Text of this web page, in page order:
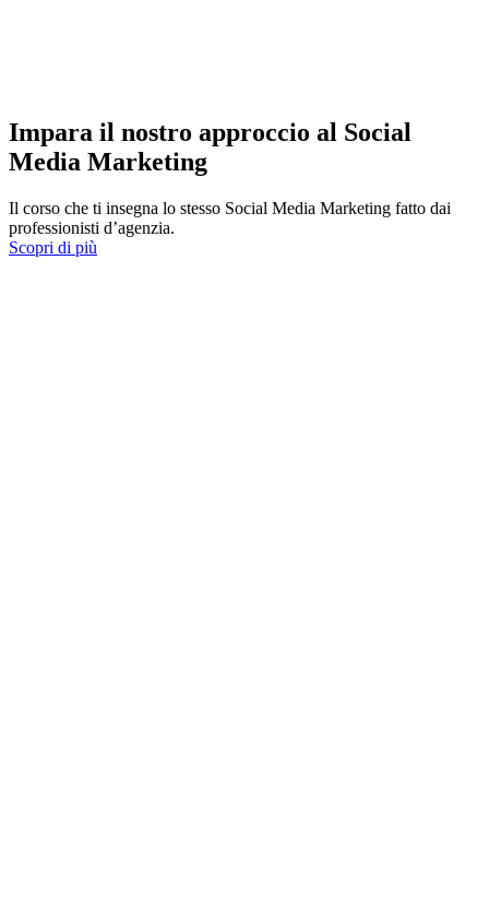
Impara il nostro approccio al Social
Media Marketing
Il corso che ti insegna lo stesso Social Media Marketing fatto dai
professionisti d’agenzia.
Scopri di più